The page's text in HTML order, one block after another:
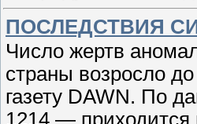
ПОСЛЕДСТВИЯ
Число жертв
страны возросло
газету DAWN. По
1214 — приходится